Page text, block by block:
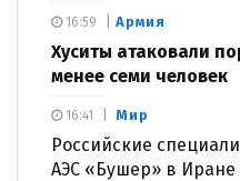
Армия
Хуситы атаковали
менее семи человек
16:59
Мир
Российские
АЭС «Бушер» в Иране
16:41